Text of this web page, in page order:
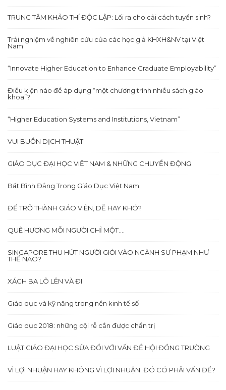
TRUNG TÂM KHẢO THÍ ĐỘC LẬP: Lối ra cho cải cách tuyển sinh?
Trải nghiệm về nghiên cứu của các học giả KHXH&NV tại Việt
Nam
“Innovate Higher Education to Enhance Graduate Employability”
Điều kiện nào để áp dụng “một chương trình nhiều sách giáo
khoa”?
“Higher Education Systems and Institutions, Vietnam”
VUI BUỒN DỊCH THUẬT
GIÁO DỤC ĐẠI HỌC VIỆT NAM & NHỮNG CHUYỂN ĐỘNG
Bất Bình Đẳng Trong Giáo Dục Việt Nam
ĐỂ TRỞ THÀNH GIÁO VIÊN, DỄ HAY KHÓ?
QUÊ HƯƠNG MỖI NGƯỜI CHỈ MỘT….
SINGAPORE THU HÚT NGƯỜI GIỎI VÀO NGÀNH SƯ PHẠM NHƯ
THẾ NÀO?
XÁCH BA LÔ LÊN VÀ ĐI
Giáo dục và kỹ năng trong nền kinh tế số
Giáo dục 2018: những cội rễ cần được chẩn trị
LUẬT GIÁO ĐẠI HỌC SỬA ĐỔI VỚI VẤN ĐỀ HỘI ĐỒNG TRƯỜNG
VÌ LỢI NHUẬN HAY KHÔNG VÌ LỢI NHUẬN: ĐÓ CÓ PHẢI VẤN ĐỀ?